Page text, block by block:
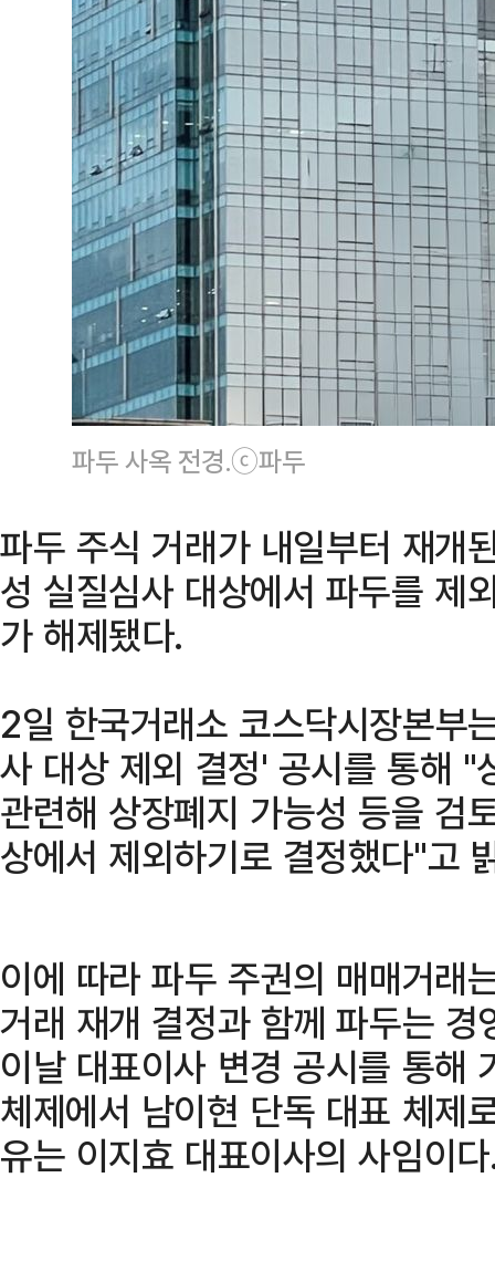
파두 사옥 전경.ⓒ파두
파두 주식 거래가 내일부터 재개
성 실질심사 대상에서 파두를 제
가 해제됐다.
2일 한국거래소 코스닥시장본부
사 대상 제외 결정' 공시를 통해 "
관련해 상장폐지 가능성 등을 검
상에서 제외하기로 결정했다"고
이에 따라 파두 주권의 매매거래
거래 재개 결정과 함께 파두는
이날 대표이사 변경 공시를 통해
체제에서 남이현 단독 대표 체제
유는 이지효 대표이사의 사임이